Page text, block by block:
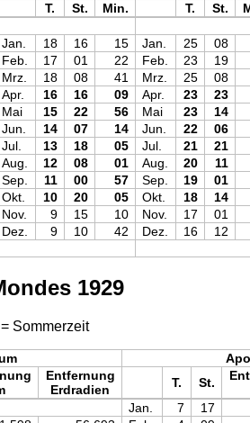
T. St. Min. T. St.
Jan. 18 16 15 Jan. 25
08
Feb. 17 01 22 Feb. 23
19
Mrz. 18 08 41 Mrz. 25
08
Apr. 16 16 09 Apr. 23
23
Mai 15 22 56 Mai 23
14
Jun. 14 07 14 Jun. 22
06
Jul. 13 18 05 Jul. 21
21
Aug. 12 08 01 Aug. 20
11
Sep. 11 00 57 Sep. 19
01
Okt. 10 20 05 Okt. 18
14
Nov. 9 15 10 Nov. 17
01
Dez. 9 10 42 Dez. 16
12
1929
Sommerzeit
Entfernung
Erdradien
T. St.
Jan. 7
17